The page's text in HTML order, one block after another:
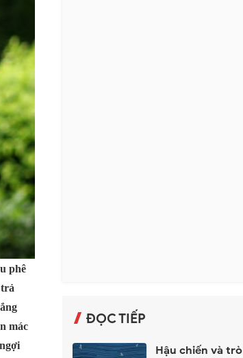
phê
mác
ĐỌC TIẾP
Hậu chiến và trò